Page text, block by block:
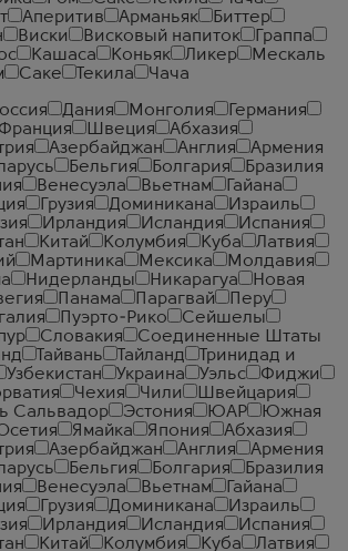
Аперитив Арманьяк
Биттер
Виски Висковый напиток
Граппа
Кашаса Коньяк Ликер
Мескаль
Саке Текила
Чача
Дания Монголия
Германия
Франция Швеция
Абхазия
Азербайджан Англия
Армения
Бельгия Болгария
Бразилия
Венесуэла Вьетнам
Гайана
Грузия Доминикана
Израиль
Ирландия Исландия
Испания
Китай Колумбия Куба
Латвия
Мартиника Мексика
Молдавия
Нидерланды Никарагуа
Новая
Панама Парагвай
Перу
Пуэрто-Рико
Сейшелы
Словакия
Соединенные Штаты
Тайвань Тайланд
Тринидад и
Узбекистан Украина Уэльс
Фиджи
Чехия Чили
Швейцария
Сальвадор Эстония ЮАР
Южная
Ямайка Япония
Абхазия
Азербайджан Англия
Армения
Бельгия Болгария
Бразилия
Венесуэла Вьетнам
Гайана
Грузия Доминикана
Израиль
Ирландия Исландия
Испания
Китай Колумбия Куба
Латвия